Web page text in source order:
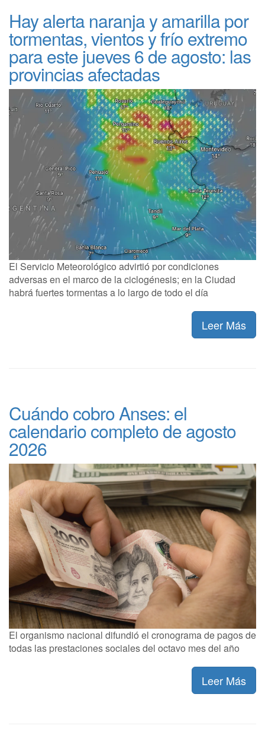
Hay alerta naranja y amarilla por
tormentas, vientos y frío extremo
para este jueves 6 de agosto: las
provincias afectadas
El Servicio Meteorológico advirtió por condiciones
adversas en el marco de la ciclogénesis; en la Ciudad
habrá fuertes tormentas a lo largo de todo el día
Leer Más
Cuándo cobro Anses: el
calendario completo de agosto
2026
El organismo nacional difundió el cronograma de pagos de
todas las prestaciones sociales del octavo mes del año
Leer Más